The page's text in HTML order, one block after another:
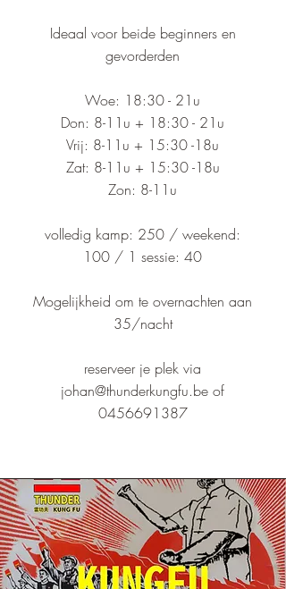
Ideaal voor beide beginners en
gevorderden
Woe: 18:30 - 21u
Don: 8-11u + 18:30 - 21u
Vrij: 8-11u + 15:30 -18u
Zat: 8-11u + 15:30 -18u
Zon: 8-11u
volledig kamp: 250 / weekend:
100 / 1 sessie: 40
Mogelijkheid om te overnachten aan
35/nacht
reserveer je plek via
johan@thunderkungfu.be of
0456691387